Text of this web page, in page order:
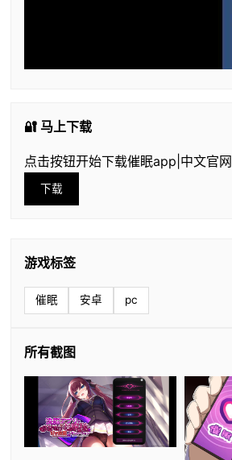
🔐 马上下载
点击按钮开始下载催眠app|中文官网
下载
游戏标签
催眠 安卓 pc
所有截图